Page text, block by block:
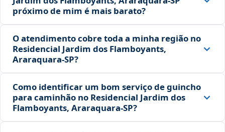
próximo de mim é mais barato?
O atendimento cobre toda a minha região no
Residencial Jardim dos Flamboyants,
Araraquara‑SP?
Como identificar um bom serviço de guincho
para caminhão no Residencial Jardim dos
Flamboyants, Araraquara‑SP?